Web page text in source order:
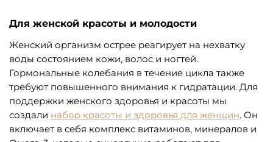
Для женской красоты и молодости
Женский организм острее реагирует на нехватку
воды состоянием кожи, волос и ногтей.
Гормональные колебания в течение цикла также
требуют повышенного внимания к гидратации. Для
поддержки женского здоровья и красоты мы
создали набор красоты и здоровья для женщин. Он
включает в себя комплекс витаминов, минералов и